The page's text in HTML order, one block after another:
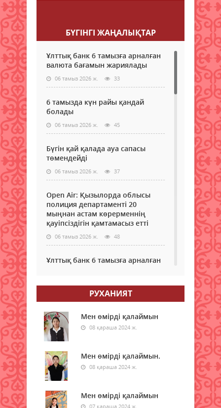
БҮГІНГI ЖАҢАЛЫҚТАР
Ұлттық банк 6 тамызға арналған
валюта бағамын жариялады
06 тамыз 2026 ж. 33
6 тамызда күн райы қандай
болады
06 тамыз 2026 ж. 45
Бүгін қай қалада ауа сапасы
төмендейді
06 тамыз 2026 ж. 37
Open Air: Қызылорда облысы
полиция департаменті 20
мыңнан астам көрерменнің
қауіпсіздігін қамтамасыз етті
06 тамыз 2026 ж. 48
Ұлттық банк 6 тамызға арналған
бірнеше өңірінде ауа райына
байланысты ескерту жасалды
06 тамыз 2026 ж.
Бұршақ, дауыл: Еліміздің 16
өңірінде дауылды ескерту
жарияланды
06 тамыз 2026 ж. 48
РУХАНИЯТ
Мен өмірді қалаймын
08 қараша 2024 ж.
Мен өмірді қалаймын.
08 қараша 2024 ж.
Мен өмірді қалаймын
07 қараша 2024 ж.